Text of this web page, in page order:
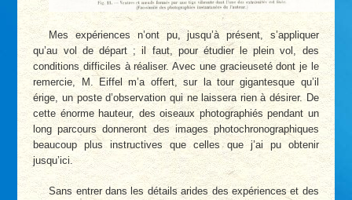
Mes expériences n’ont pu, jusqu’à présent, s’appliquer
qu’au vol de départ ; il faut, pour étudier le plein vol, des
conditions difficiles à réaliser. Avec une gracieuseté dont je le
remercie, M. Eiffel m’a offert, sur la tour gigantesque qu’il
érige, un poste d’observation qui ne laissera rien à désirer. De
cette énorme hauteur, des oiseaux photographiés pendant un
long parcours donneront des images photochronographiques
beaucoup plus instructives que celles que j’ai pu obtenir
jusqu’ici.
Sans entrer dans les détails arides des expériences et des